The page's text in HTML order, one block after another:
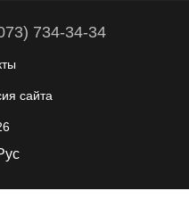
734-34-34
сайта